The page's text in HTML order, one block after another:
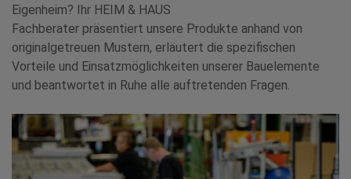
Eigenheim? Ihr HEIM & HAUS
Fachberater präsentiert unsere Produkte anhand von
originalgetreuen Mustern, erläutert die spezifischen
Vorteile und Einsatzmöglichkeiten unserer Bauelemente
und beantwortet in Ruhe alle auftretenden Fragen.